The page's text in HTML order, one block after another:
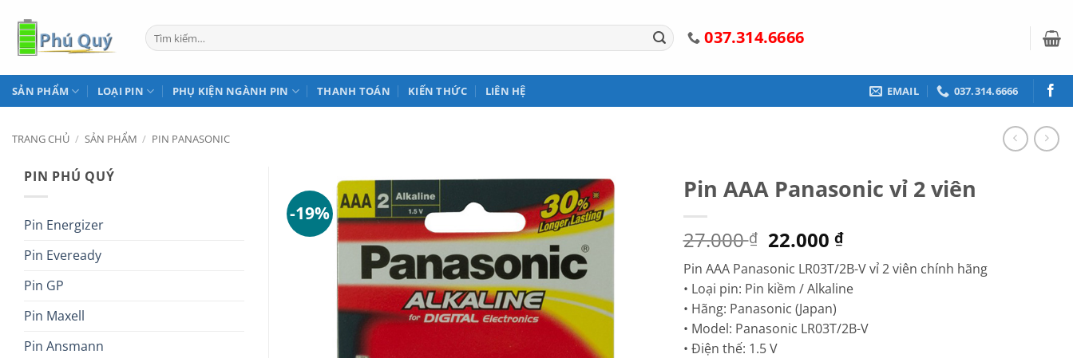
qua
nội
Tìm
kiếm:
037.314.6666
SẢN PHẨM LOẠI PIN PHỤ KIỆN NGÀNH PIN THANH TOÁN KIẾN THỨC LIÊN HỆ EMAIL 037.314.6666
TRANG CHỦ / SẢN PHẨM / PIN PANASONIC
PIN PHÚ QUÝ
Pin Energizer
Pin Eveready
Pin GP
Pin Maxell
Pin Ansmann
-19%
Pin AAA Panasonic vỉ 2 viên
27.000₫ Giá
gốc
là:
27.000 ₫.
22.000 ₫Giá
hiện
tại
là:
Pin AAA Panasonic LR03T/2B-V vỉ 2 viên chính hãng
• Loại pin: Pin kiềm / Alkaline
• Hãng: Panasonic (Japan)
• Model: Panasonic LR03T/2B-V
• Điện thế: 1.5 V